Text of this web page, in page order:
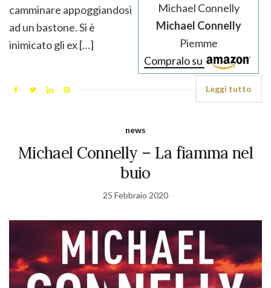
Michael Connelly
Michael Connelly
Piemme
Compralo su
camminare appoggiandosi
ad un bastone. Si è
inimicato gli ex […]
Leggi tutto
news
Michael Connelly – La fiamma nel
buio
25 Febbraio 2020